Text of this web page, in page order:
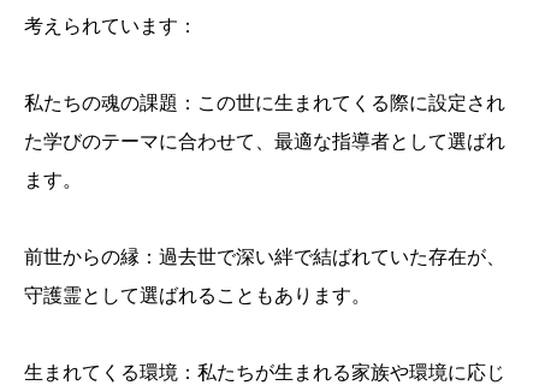
考えられています：
私たちの魂の課題：この世に生まれてくる際に設定され
た学びのテーマに合わせて、最適な指導者として選ばれ
ます。
前世からの縁：過去世で深い絆で結ばれていた存在が、
守護霊として選ばれることもあります。
生まれてくる環境：私たちが生まれる家族や環境に応じ